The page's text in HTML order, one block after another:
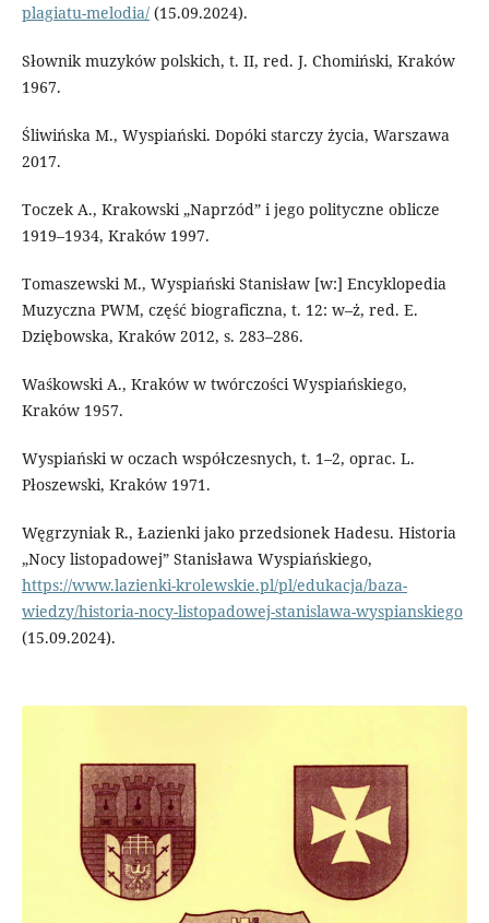
plagiatu-melodia/(15.09.2024).
Słownik muzyków polskich, t. II, red. J. Chomiński, Kraków
1967.
Śliwińska M., Wyspiański. Dopóki starczy życia, Warszawa
2017.
Toczek A., Krakowski „Naprzód” i jego polityczne oblicze
1919–1934, Kraków 1997.
Tomaszewski M., Wyspiański Stanisław [w:] Encyklopedia
Muzyczna PWM, część biograficzna, t. 12: w–ż, red. E.
Dziębowska, Kraków 2012, s. 283–286.
Waśkowski A., Kraków w twórczości Wyspiańskiego,
Kraków 1957.
Wyspiański w oczach współczesnych, t. 1–2, oprac. L.
Płoszewski, Kraków 1971.
Węgrzyniak R., Łazienki jako przedsionek Hadesu. Historia
„Nocy listopadowej” Stanisława Wyspiańskiego,
https://www.lazienki-krolewskie.pl/pl/edukacja/baza-
wiedzy/historia-nocy-listopadowej-stanislawa-wyspianskiego
(15.09.2024).